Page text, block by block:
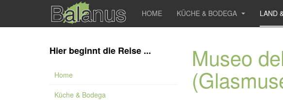
HOME KÜCHE & BODEGA LAND
Museo
Hier beginnt die Reise ...
Home
Küche & Bodega